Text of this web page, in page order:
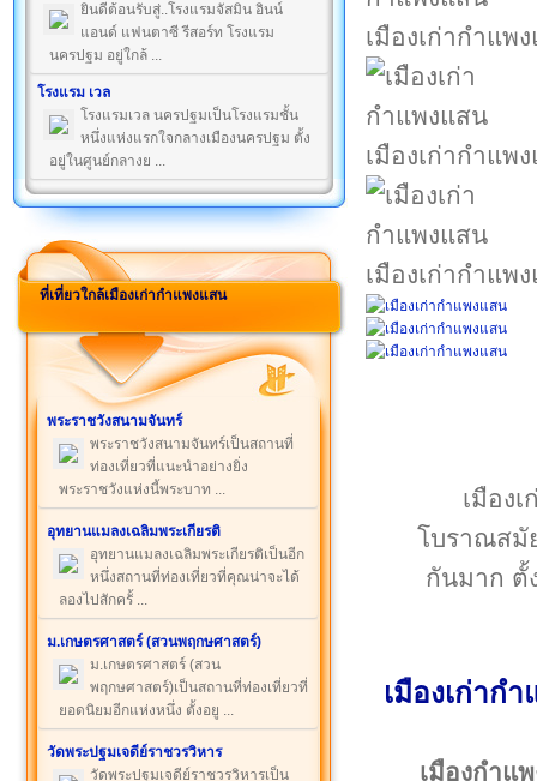
ยินดีต้อนรับสู่..โรงแรมจัสมิน อินน์
แอนด์ แฟนตาซี รีสอร์ท โรงแรม
นครปฐม อยู่ใกล้ ...
โรงแรม เวล
โรงแรมเวล นครปฐมเป็นโรงแรมชั้น
หนึ่งแห่งแรกใจกลางเมืองนครปฐม ตั้ง
อยู่ในศูนย์กลางย ...
ที่เที่ยวใกล้เมืองเก่ากำแพงแสน
พระราชวังสนามจันทร์
พระราชวังสนามจันทร์เป็นสถานที่
ท่องเที่ยวที่แนะนำอย่างยิ่ง
พระราชวังแห่งนี้พระบาท ...
อุทยานแมลงเฉลิมพระเกียรติ
อุทยานแมลงเฉลิมพระเกียรติเป็นอีก
หนึ่งสถานที่ท่องเที่ยวที่คุณน่าจะได้
ลองไปสักครั้ ...
ม.เกษตรศาสตร์ (สวนพฤกษศาสตร์)
ม.เกษตรศาสตร์ (สวน
พฤกษศาสตร์)เป็นสถานที่ท่องเที่ยวที่
ยอดนิยมอีกแห่งหนึ่ง ตั้งอยู ...
วัดพระปฐมเจดีย์ราชวรวิหาร
วัดพระปฐมเจดีย์ราชวรวิหารเป็น
เมืองเก่ากำแพ
เมืองเก่ากำแพ
เมืองเก่ากำแพ
เมือง
โบราณสมั
กันมาก ตั้
เมืองเก่าก
เมืองกำแ